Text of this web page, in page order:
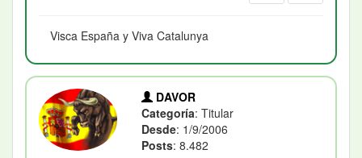
Visca España y Viva Catalunya
DAVOR
Categoría: Titular
Desde: 1/9/2006
Posts: 8.482